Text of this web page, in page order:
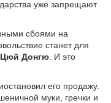
уже запрещают
сбоями на
станет для
Цюй Донгю . И это
его продажу.
муки, гречки и